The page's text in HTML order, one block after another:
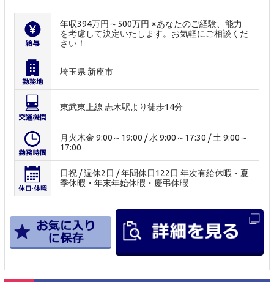
年収394万円～500万円 ※あなたのご経験、能力
を考慮して決定いたします。お気軽にご相談くだ
さい！
埼玉県 新座市
東武東上線 志木駅より徒歩14分
月火木金 9:00～19:00 / 水 9:00～17:30 / 土 9:00～
17:00
日祝 / 週休2日 / 年間休日122日 年次有給休暇・夏
季休暇・年末年始休暇・慶弔休暇